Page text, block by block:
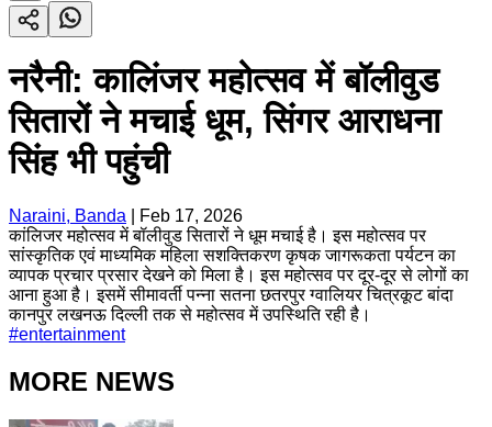
नरैनी: कालिंजर महोत्सव में बॉलीवुड
सितारों ने मचाई धूम, सिंगर आराधना
सिंह भी पहुंची
Naraini, Banda
Feb 17, 2026
कांलिजर महोत्सव में बॉलीवुड सितारों ने धूम मचाई है। इस महोत्सव पर
सांस्कृतिक एवं माध्यमिक महिला सशक्तिकरण कृषक जागरूकता पर्यटन का
व्यापक प्रचार प्रसार देखने को मिला है। इस महोत्सव पर दूर-दूर से लोगों का
आना हुआ है। इसमें सीमावर्ती पन्ना सतना छतरपुर ग्वालियर चित्रकूट बांदा
कानपुर लखनऊ दिल्ली तक से महोत्सव में उपस्थिति रही है।
#entertainment
MORE NEWS